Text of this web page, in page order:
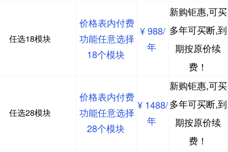
任选18模块
价格表内付费
功能任意选择
18个模块
¥ 988/
年
新购钜惠,可买
多年可买断,到
期按原价续
费！
任选28模块
价格表内付费
功能任意选择
28个模块
¥ 1488/
年
新购钜惠,可买
多年可买断,到
期按原价续
费！